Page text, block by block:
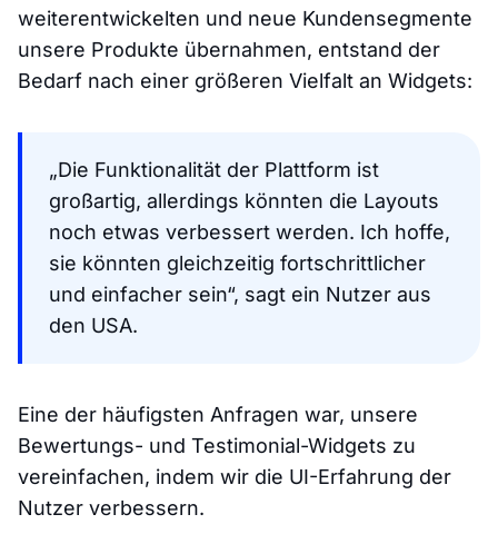
weiterentwickelten und neue Kundensegmente
unsere Produkte übernahmen, entstand der
Bedarf nach einer größeren Vielfalt an Widgets:
„Die Funktionalität der Plattform ist
großartig, allerdings könnten die Layouts
noch etwas verbessert werden. Ich hoffe,
sie könnten gleichzeitig fortschrittlicher
und einfacher sein“, sagt ein Nutzer aus
den USA.
Eine der häufigsten Anfragen war, unsere
Bewertungs- und Testimonial-Widgets zu
vereinfachen, indem wir die UI-Erfahrung der
Nutzer verbessern.